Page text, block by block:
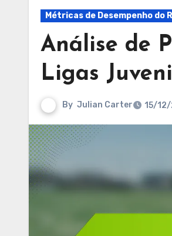
Métricas de Desempenho do
Análise de
Ligas
By Julian Carter 15/